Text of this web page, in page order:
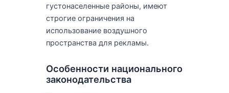
густонаселенные районы, имеют
строгие ограничения на
использование воздушного
пространства для рекламы.
Особенности национального
законодательства